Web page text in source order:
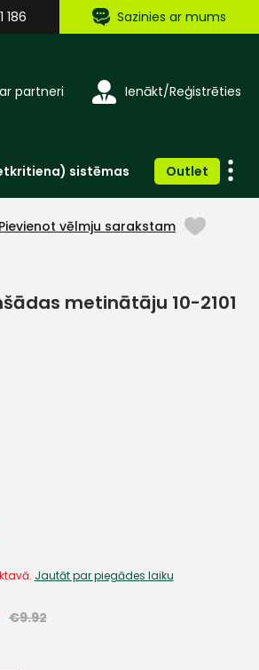
186 Sazinies ar mums
partneri Ienākt/Reģistrēties
sistēmas Outlet
Pievienot vēlmju sarakstam
metinātāju 10-2101
Jautāt par piegādes laiku
€9.92